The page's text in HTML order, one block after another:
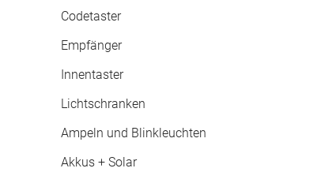
Codetaster
Empfänger
Innentaster
Lichtschranken
Ampeln und Blinkleuchten
Akkus + Solar